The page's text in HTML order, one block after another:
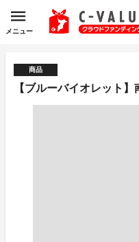
メニュー
商品
【ブルーバイオレット